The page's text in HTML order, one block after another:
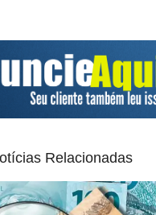
Relacionadas